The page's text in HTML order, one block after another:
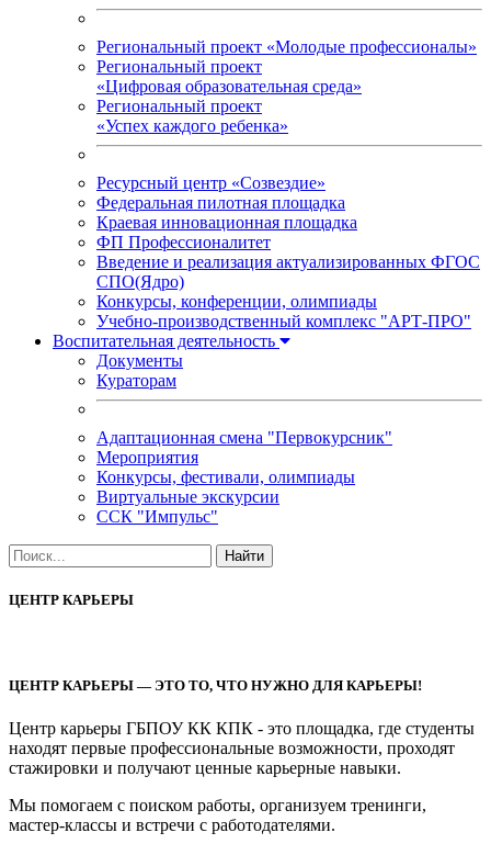
Региональный проект «Молодые профессионалы»
Региональный проект
«Цифровая образовательная среда»
Региональный проект
«Успех каждого ребенка»
Ресурсный центр «Созвездие»
Федеральная пилотная площадка
Краевая инновационная площадка
ФП Профессионалитет
Введение и реализация актуализированных ФГОС
СПО(Ядро)
Конкурсы, конференции, олимпиады
Учебно-производственный комплекс "АРТ-ПРО"
Воспитательная деятельность
Документы
Кураторам
Адаптационная смена "Первокурсник"
Мероприятия
Конкурсы, фестивали, олимпиады
Виртуальные экскурсии
ССК "Импульс"
ЦЕНТР КАРЬЕРЫ
ЦЕНТР КАРЬЕРЫ — ЭТО ТО, ЧТО НУЖНО ДЛЯ КАРЬЕРЫ!
Центр карьеры ГБПОУ КК КПК - это площадка, где студенты
находят первые профессиональные возможности, проходят
стажировки и получают ценные карьерные навыки.
Мы помогаем с поиском работы, организуем тренинги,
мастер-классы и встречи с работодателями.